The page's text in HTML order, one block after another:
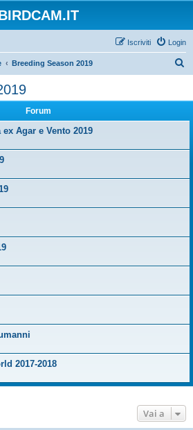
Login
Iscriviti
Breeding Season 2019
Forum
Agar e Vento 2019
2017-2018
Vai a